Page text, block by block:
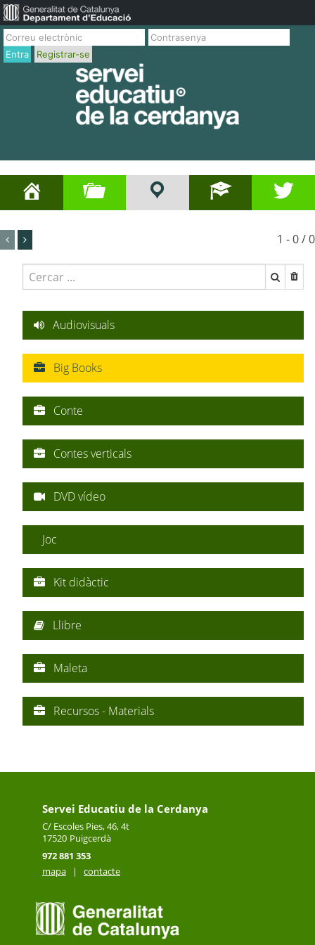
Entra Registrar-se
1 - 0 / 0
Audiovisuals
Big Books
Conte
Contes verticals
DVD vídeo
Joc
Kit didàctic
Llibre
Maleta
Recursos - Materials
Servei Educatiu de la Cerdanya
C/ Escoles Pies, 46, 4t
17520 Puigcerdà
972 881 353
mapa
| contacte